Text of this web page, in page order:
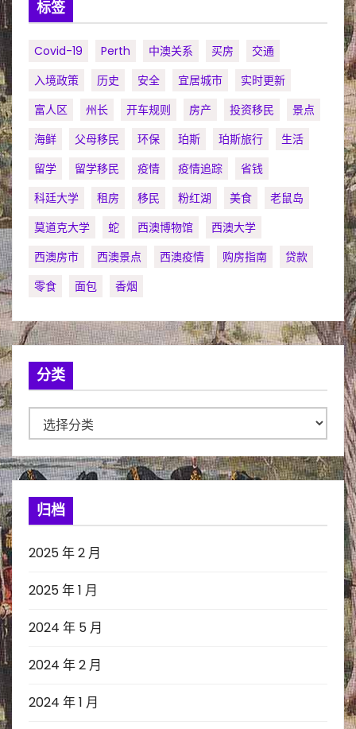
标签
Covid-19 Perth 中澳关系 买房
交通
入境政策
历史 安全 宜居城市
实时更新
富人区
州长 开车规则 房产 投资移民
景点
海鲜
父母移民 环保 珀斯 珀斯旅行
生活
留学
留学移民 疫情 疫情追踪
省钱
科廷大学
租房 移民 粉红湖 美食
老鼠岛
莫道克大学
蛇 西澳博物馆
西澳大学
西澳房市
西澳景点 西澳疫情 购房指南
贷款
零食
面包 香烟
分类
类
归档
2025 年 2 月
2025 年 1 月
2024 年 5 月
2024 年 2 月
2024 年 1 月